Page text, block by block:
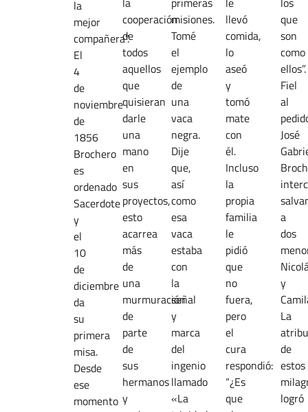
la
mejor
compañera”.
El
4
de
noviembre
de
1856
Brochero
es
ordenado
Sacerdote
y
el
10
de
diciembre
da
su
primera
misa.
Desde
ese
momento
cooperación
de
todos
aquellos
que
quisieran
darle
una
mano
en
sus
proyectos,
esto
acarrea
más
de
una
murmuración
de
parte
de
sus
hermanos
y
misiones.
Tomé
el
ejemplo
de
una
vaca
negra.
Dije
que,
así
como
esa
vaca
estaba
con
la
señal
y
marca
del
ingenio
llamado
«La
llevó
comida,
lo
aseó
y
tomó
mate
con
él.
Incluso
la
propia
familia
le
pidió
que
no
fuera,
pero
el
cura
respondió:
“¿Es
que
que
son
como
ellos”.
Fiel
al
José
a
dos
y
La
de
estos
logró